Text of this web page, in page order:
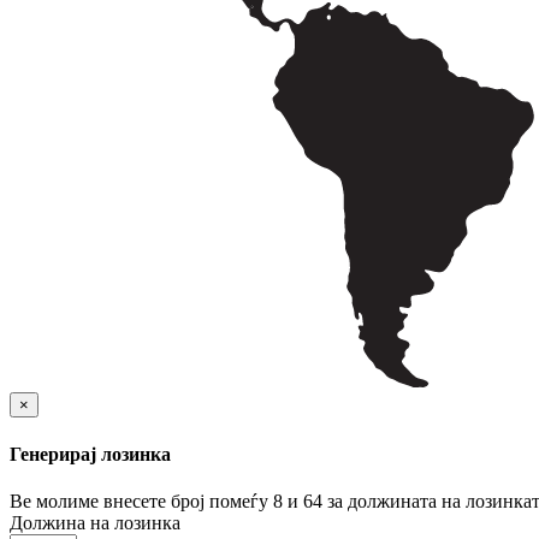
×
Генерирај лозинка
Ве молиме внесете број помеѓу 8 и 64 за должината на
Должина на лозинка